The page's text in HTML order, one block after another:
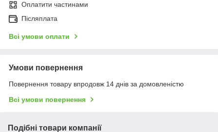
Оплатити частинами
Післяплата
Всі умови оплати
Умови повернення
Повернення товару впродовж 14 днів за домовленістю
Всі умови повернення
Подібні товари компанії